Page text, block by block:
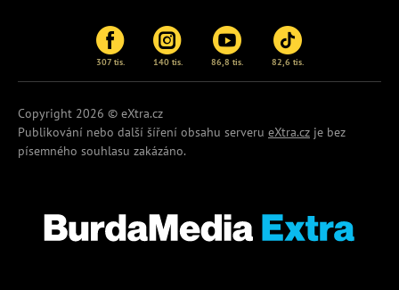
307 tis. 140 tis. 86,8 tis. 82,6 tis.
Copyright 2026 © eXtra.cz
Publikování nebo další šíření obsahu serveru eXtra.cz je bez
písemného souhlasu zakázáno.